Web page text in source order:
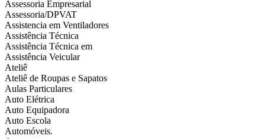
Assessoria Empresarial
Assessoria/DPVAT
Assistencia em Ventiladores
Assistência Técnica
Assistência Técnica em
Assistência Veicular
Ateliê
Ateliê de Roupas e Sapatos
Aulas Particulares
Auto Elétrica
Auto Equipadora
Auto Escola
Automóveis.